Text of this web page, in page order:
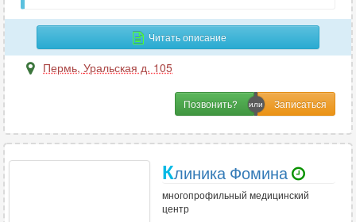
Читать описание
Пермь, Уральская д. 105
Позвонить?
Клиника Фомина
многопрофильный медицинский
центр